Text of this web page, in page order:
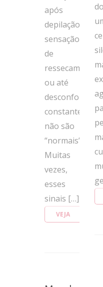
após
depilação,
sensação
de
ressecamento
ou até
desconforto
constante
não são
“normais”.
Muitas
vezes,
esses
sinais […]
VEJA